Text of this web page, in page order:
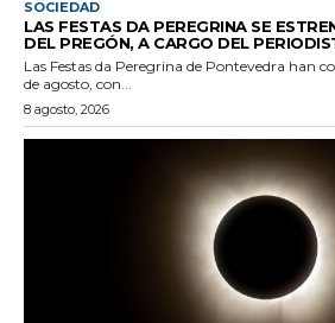
SOCIEDAD
LAS FESTAS DA PEREGRINA SE
DEL PREGÓN, A CARGO DEL
Las Festas da Peregrina de Pontevedra han
de agosto, con...
8 agosto, 2026